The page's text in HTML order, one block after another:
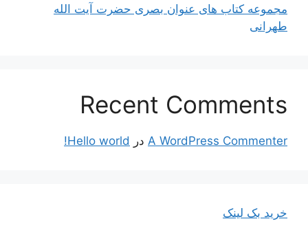
مجموعه کتاب های عنوان بصری حضرت آیت الله
طهرانی
Recent Comments
A WordPress Commenter در Hello world!
خرید بک لینک